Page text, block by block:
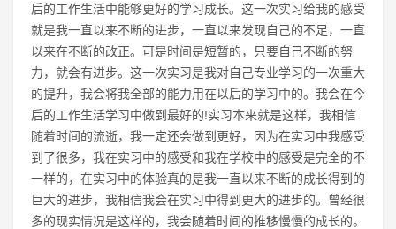
后的工作生活中能够更好的学习成长。这一次实习给我的感受
就是我一直以来不断的进步，一直以来发现自己的不足，一直
以来在不断的改正。可是时间是短暂的，只要自己不断的努
力，就会有进步。这一次实习是我对自己专业学习的一次重大
的提升，我会将我全部的能力用在以后的学习中的。我会在今
后的工作生活学习中做到最好的!实习本来就是这样，我相信
随着时间的流逝，我一定还会做到更好，因为在实习中我感受
到了很多，我在实习中的感受和我在学校中的感受是完全的不
一样的，在实习中的体验真的是我一直以来不断的成长得到的
巨大的进步，我相信我会在实习中得到更大的进步的。曾经很
多的现实情况是这样的，我会随着时间的推移慢慢的成长的。